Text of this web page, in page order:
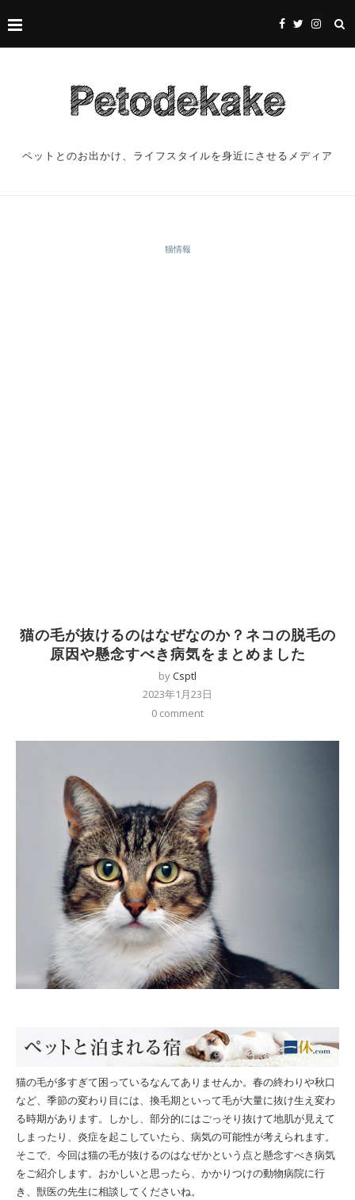
ペットとのお出かけ、ライフスタイルを身近にさせるメディア
猫情報
猫の毛が抜けるのはなぜなのか？ネコの脱毛の
原因や懸念すべき病気をまとめました
byCsptl
2023年1月23日
0 comment
猫の毛が多すぎて困っているなんてありませんか。春の終わりや秋口
など、季節の変わり目には、換毛期といって毛が大量に抜け生え変わ
る時期があります。しかし、部分的にはごっそり抜けて地肌が見えて
しまったり、炎症を起こしていたら、病気の可能性が考えられます。
そこで、今回は猫の毛が抜けるのはなぜかという点と懸念すべき病気
をご紹介します。おかしいと思ったら、かかりつけの動物病院に行
き、獣医の先生に相談してくださいね。